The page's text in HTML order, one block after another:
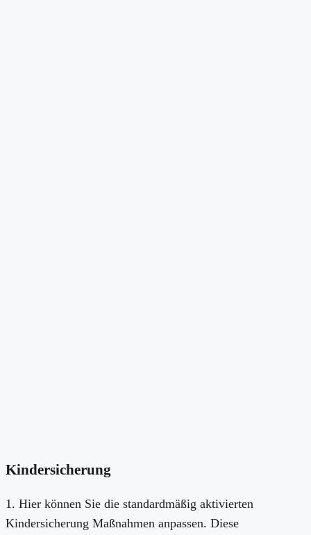
Kindersicherung
1. Hier können Sie die standardmäßig aktivierten
Kindersicherung Maßnahmen anpassen. Diese